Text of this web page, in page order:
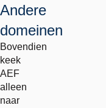
Andere
domeinen
Bovendien
keek
AEF
alleen
naar